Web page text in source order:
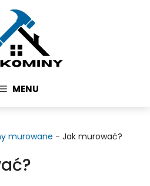
MENU
murowane - Jak murować?